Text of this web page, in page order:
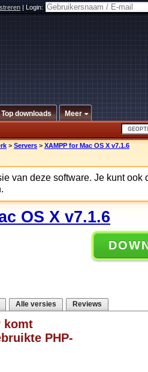
|Login:
Top downloads Meer
> Servers > XAMPP for Mac OS X v7.1.6
van deze software. Je kunt ook
OS X v7.1.6
Alle versies Reviews
komt
PHP-